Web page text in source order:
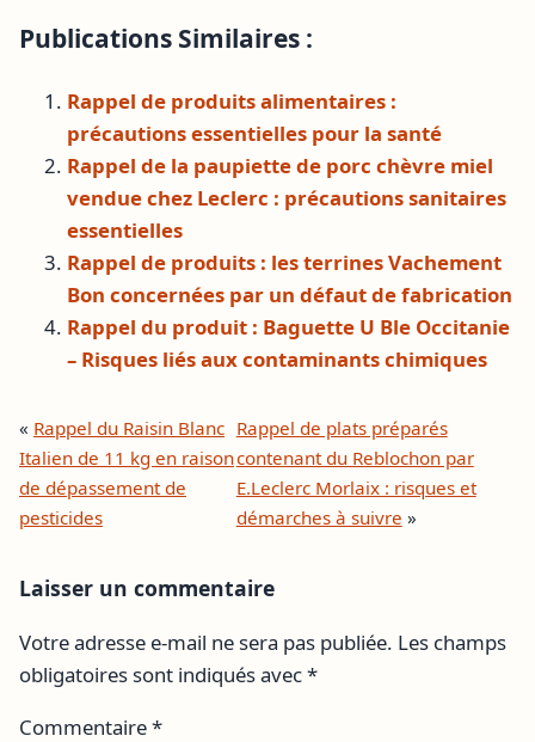
Publications Similaires :
Rappel de produits alimentaires :
précautions essentielles pour la santé
Rappel de la paupiette de porc chèvre miel
vendue chez Leclerc : précautions sanitaires
essentielles
Rappel de produits : les terrines Vachement
Bon concernées par un défaut de fabrication
Rappel du produit : Baguette U Ble Occitanie
– Risques liés aux contaminants chimiques
« Rappel du Raisin Blanc
Italien de 11 kg en raison
de dépassement de
pesticides
Rappel de plats préparés
contenant du Reblochon par
E.Leclerc Morlaix : risques et
démarches à suivre »
Laisser un commentaire
Votre adresse e-mail ne sera pas publiée. Les champs
obligatoires sont indiqués avec*
Commentaire*